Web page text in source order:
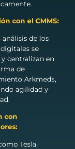
con el CMMS:
análisis de los
se
centralizan en
de
Arkmeds,
agilidad y
con
Tesla,